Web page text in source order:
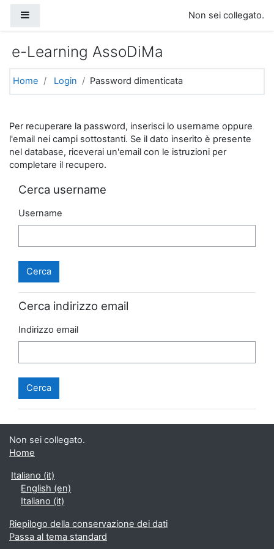
Non sei collegato.
e-Learning AssoDiMa
Home Login Password dimenticata
Per recuperare la password, inserisci lo username oppure
l'email nei campi sottostanti. Se il dato inserito è presente
nel database, riceverai un'email con le istruzioni per
completare il recupero.
Cerca username
Username
Cerca indirizzo email
Indirizzo email
Non sei collegato.
Home
Italiano ‎(it)‎
English ‎(en)‎
Italiano ‎(it)‎
Riepilogo della conservazione dei dati
Passa al tema standard